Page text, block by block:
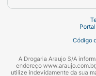
Código
A Drogaria Araujo S/A
endereço
utilize indevidamente da sua